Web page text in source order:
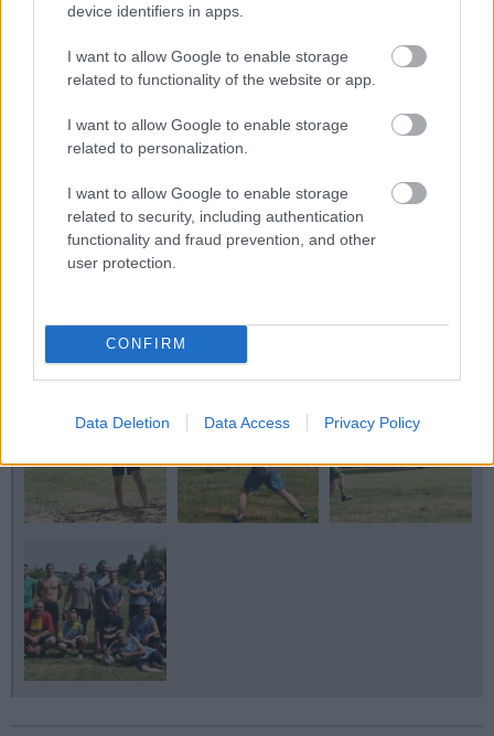
device identifiers in apps.
I want to allow Google to enable storage
related to functionality of the website or app.
I want to allow Google to enable storage
related to personalization.
I want to allow Google to enable storage
related to security, including authentication
functionality and fraud prevention, and other
user protection.
CONFIRM
Data Deletion Data Access Privacy Policy